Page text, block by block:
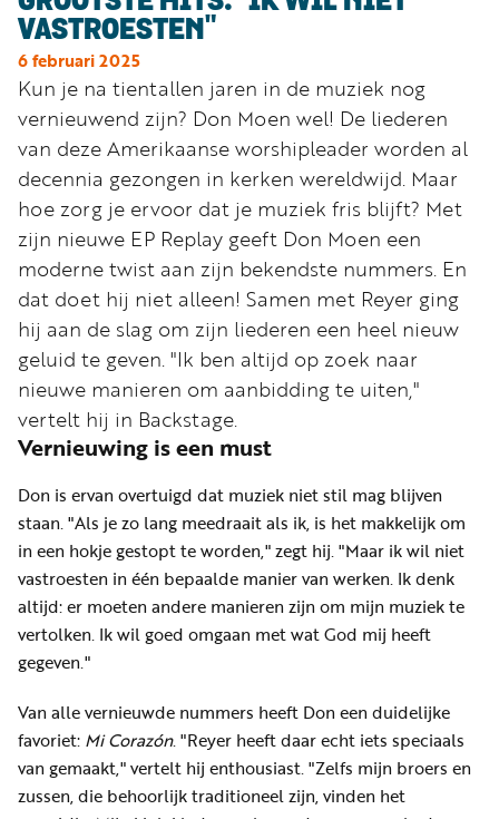
VASTROESTEN"
6 februari 2025
Kun je na tientallen jaren in de muziek nog
vernieuwend zijn? Don Moen wel! De liederen
van deze Amerikaanse worshipleader worden al
decennia gezongen in kerken wereldwijd. Maar
hoe zorg je ervoor dat je muziek fris blijft? Met
zijn nieuwe EP Replay geeft Don Moen een
moderne twist aan zijn bekendste nummers. En
dat doet hij niet alleen! Samen met Reyer ging
hij aan de slag om zijn liederen een heel nieuw
geluid te geven. "Ik ben altijd op zoek naar
nieuwe manieren om aanbidding te uiten,"
vertelt hij in Backstage.
Vernieuwing is een must
Don is ervan overtuigd dat muziek niet stil mag blijven
staan. "Als je zo lang meedraait als ik, is het makkelijk om
in een hokje gestopt te worden," zegt hij. "Maar ik wil niet
vastroesten in één bepaalde manier van werken. Ik denk
altijd: er moeten andere manieren zijn om mijn muziek te
vertolken. Ik wil goed omgaan met wat God mij heeft
gegeven."
Van alle vernieuwde nummers heeft Don een duidelijke
favoriet: Mi Corazón. "Reyer heeft daar echt iets speciaals
van gemaakt," vertelt hij enthousiast. "Zelfs mijn broers en
zussen, die behoorlijk traditioneel zijn, vinden het
Word
nu
vriend
Businessclub
Adverteren
Winkel
Privacy
reglement
Algemene
voorwaarden